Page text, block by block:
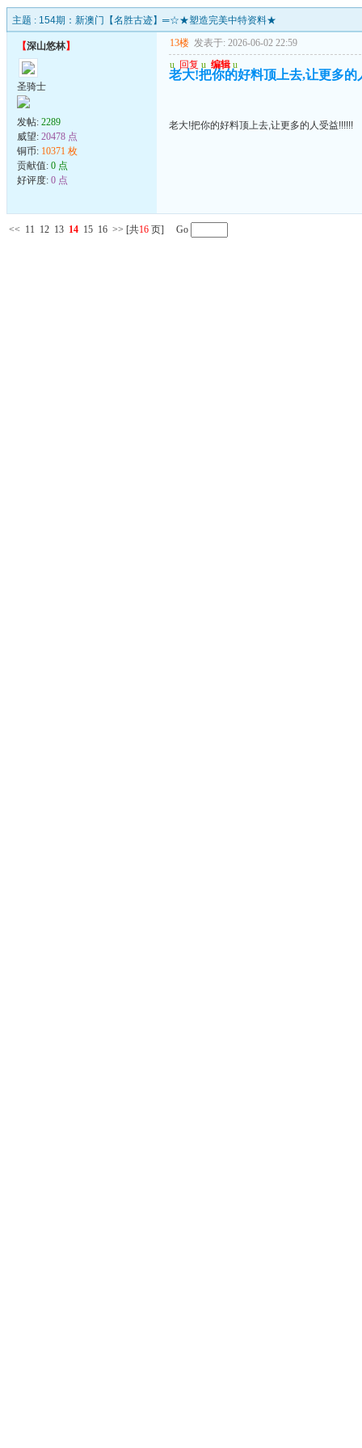
主题 : 154期：新澳门【名胜古迹】═☆★塑造完美中特资料★
【深山悠林】
圣骑士
发帖: 2289
威望: 20478 点
铜币: 10371 枚
贡献值: 0 点
好评度: 0 点
13楼 发表于: 2026-06-02 22:59
u 回复 u 编辑 u
老大!把你的好料顶上去,让更多
老大!把你的好料顶上去,让更多的人受益!!!!!!
<< 11 12 13 14 15 16 >> [共16 页] Go